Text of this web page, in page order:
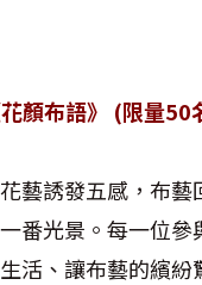
顏布語》 (限量50
藝誘發五感，布
番光景。每一位
活、讓布藝的繽